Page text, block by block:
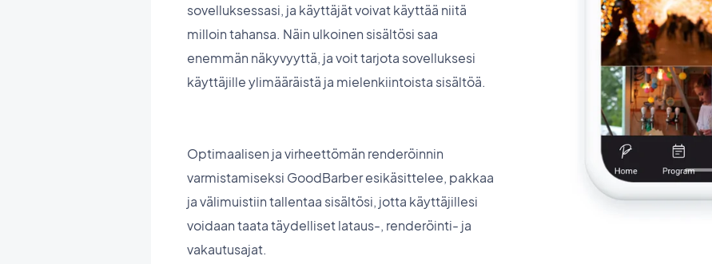
sovelluksessasi, ja käyttäjät voivat käyttää niitä
milloin tahansa. Näin ulkoinen sisältösi saa
enemmän näkyvyyttä, ja voit tarjota sovelluksesi
käyttäjille ylimääräistä ja mielenkiintoista sisältöä.
Optimaalisen ja virheettömän renderöinnin
varmistamiseksi GoodBarber esikäsittelee, pakkaa
ja välimuistiin tallentaa sisältösi, jotta käyttäjillesi
voidaan taata täydelliset lataus-, renderöinti- ja
vakautusajat.